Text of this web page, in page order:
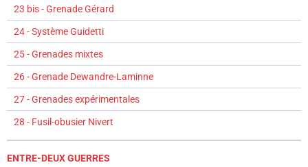
23 bis - Grenade Gérard
24 - Système Guidetti
25 - Grenades mixtes
26 - Grenade Dewandre-Laminne
27 - Grenades expérimentales
28 - Fusil-obusier Nivert
ENTRE-DEUX GUERRES